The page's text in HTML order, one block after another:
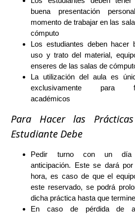
buena presentación
momento de trabajar en las
cómputo
Los estudiantes deben hacer
uso y trato del material,
enseres de las salas de
La utilización del aula es
exclusivamente para
académicos
Para Hacer las
Estudiante Debe
Pedir turno con un
anticipación. Este se dará
hora, es caso de que el
este reservado, se podrá
dicha práctica hasta que termine
En caso de pérdida de